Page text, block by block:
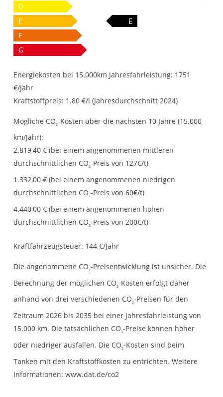
D
E
E
F
G
Energiekosten bei 15.000km Jahresfahrleistung: 1751
€/Jahr
Kraftstoffpreis: 1.80 €/l (Jahresdurchschnitt 2024)
Mögliche CO2-Kosten über die nächsten 10 Jahre (15.000
km/Jahr):
2.819,40 € (bei einem angenommenen mittleren
durchschnittlichen CO2-Preis von 127€/t)
1.332,00 € (bei einem angenommenen niedrigen
durchschnittlichen CO2-Preis von 60€/t)
4.440,00 € (bei einem angenommenen hohen
durchschnittlichen CO2-Preis von 200€/t)
Kraftfahrzeugsteuer: 144 €/Jahr
Die angenommene CO2-Preisentwicklung ist unsicher. Die
Berechnung der möglichen CO2-Kosten erfolgt daher
anhand von drei verschiedenen CO2-Preisen für den
Zeitraum 2026 bis 2035 bei einer Jahresfahrleistung von
15.000 km. Die tatsächlichen CO2-Preise können höher
oder niedriger ausfallen. Die CO2-Kosten sind beim
Tanken mit den Kraftstoffkosten zu entrichten. Weitere
Informationen: www.dat.de/co2